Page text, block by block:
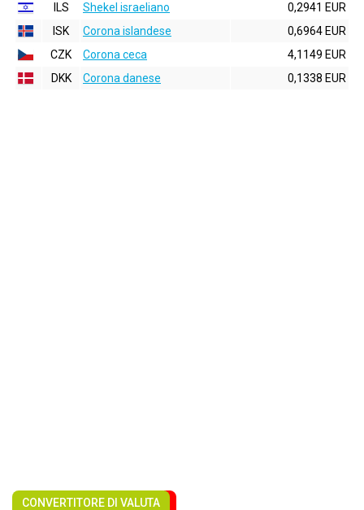
ILS
Shekel israeliano
0,2941 EUR
ISK
Corona islandese
0,6964 EUR
CZK
Corona ceca
4,1149 EUR
DKK
Corona danese 0,1338 EUR
CONVERTITORE DI VALUTA